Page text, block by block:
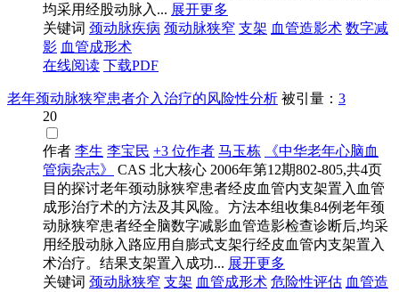
均采用经股动脉入... 展开更多
关键词 颈动脉疾病 颈动脉狭窄 支架 血管造影术 数字减
影 血管成形术
在线阅读 下载PDF
老年颈动脉狭窄患者介入治疗的风险性分析 被引量： 3
20
作者 李生 李宝民 +3 位作者 马玉栋
《中华老年心脑血
管病杂志》
CAS 北大核心 2006年第12期802-805,共4页
目的探讨老年颈动脉狭窄患者经皮血管内支架置入血管
成形治疗术的方法及其风险。方法本组收集84例老年颈
动脉狭窄患者经全脑数字减影血管造影检查诊断后,均采
用经股动脉入路应用自膨式支架行经皮血管内支架置入
术治疗。结果支架置入成功... 展开更多
关键词 颈动脉狭窄 支架 血管成形术 危险性评估 血管造